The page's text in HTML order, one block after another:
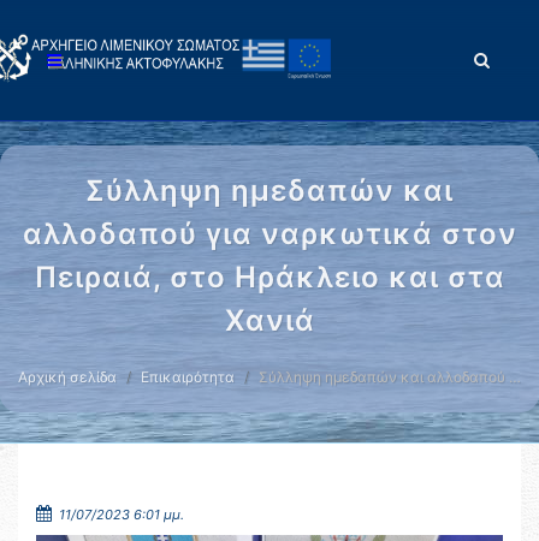
Σύλληψη ημεδαπών και
αλλοδαπού για ναρκωτικά στον
Πειραιά, στο Ηράκλειο και στα
Χανιά
Αρχική σελίδα Επικαιρότητα Σύλληψη ημεδαπών και αλλοδαπού …
11/07/2023 6:01 μμ.